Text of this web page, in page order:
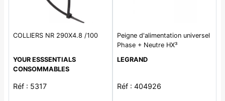
COLLIERS NR 290X4.8 /100
YOUR ESSSENTIALS
CONSOMMABLES
Réf : 5317
Peigne d'alimentation universel
Phase + Neutre HX³
modules
LEGRAND
Réf : 404926